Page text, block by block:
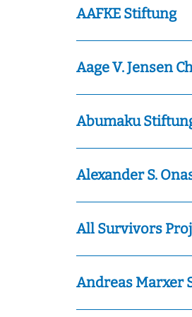
AAFKE Stiftung
Aage V. Jensen
Abumaku
Alexander S.
All Survivors
Andreas Marxer